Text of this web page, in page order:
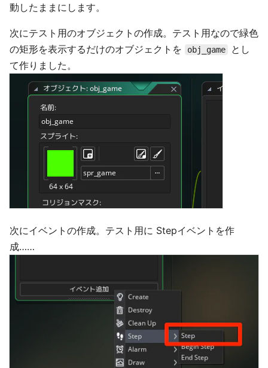
動したままにします。
次にテスト用のオブジェクトの作成。テスト用なので緑色
の矩形を表示するだけのオブジェクトを
obj_game
とし
て作りました。
次にイベントの作成。テスト用に Stepイベントを作
成……